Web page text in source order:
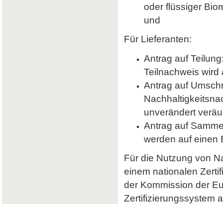
oder flüssiger
und
Für Lieferanten:
Antrag auf
Teilnachweis wird
Antrag auf
unverändert
Antrag auf
werden auf einen
Für die Nutzung von
einem nationalen
der Kommission der
Zertifizierungssystem